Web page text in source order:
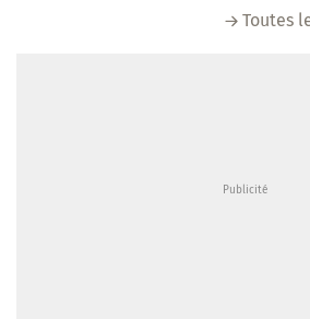
Toutes